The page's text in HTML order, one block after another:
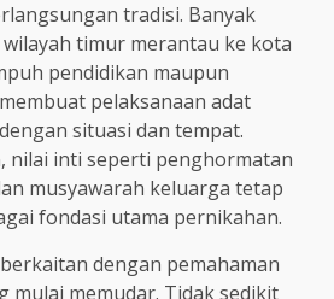
tradisi. Banyak
timur merantau ke kota
pendidikan maupun
pelaksanaan adat
situasi dan tempat.
nilai inti seperti penghormatan
musyawarah keluarga tetap
fondasi utama pernikahan.
dengan pemahaman
mulai memudar. Tidak sedikit